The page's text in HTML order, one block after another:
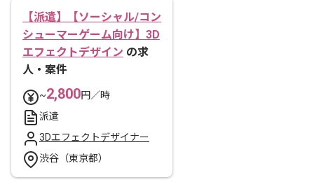
【派遣】【ソーシャル/コン
シューマーゲーム向け】3D
エフェクトデザイン の求
人・案件
~2,800円／時
派遣
3Dエフェクトデザイナー
渋谷（東京都）